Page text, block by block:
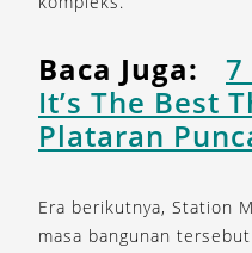
Baca Juga:
7
It’s The Best
Plataran
Era berikutnya, Station
masa bangunan